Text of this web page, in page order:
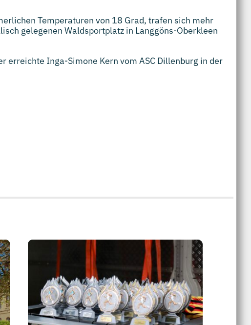
Temperaturen von 18 Grad, trafen sich mehr
gelegenen Waldsportplatz in Langgöns-Oberkleen
erreichte Inga-Simone Kern vom ASC Dillenburg in der